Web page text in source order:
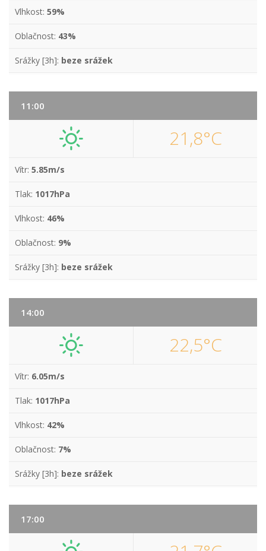
Vlhkost: 59%
Oblačnost: 43%
Srážky [3h]: beze srážek
11:00
21,8°C
Vítr: 5.85m/s
Tlak: 1017hPa
Vlhkost: 46%
Oblačnost: 9%
Srážky [3h]: beze srážek
14:00
22,5°C
Vítr: 6.05m/s
Tlak: 1017hPa
Vlhkost: 42%
Oblačnost: 7%
Srážky [3h]: beze srážek
17:00